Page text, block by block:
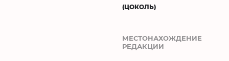
(ЦОКОЛЬ)
МЕСТОНАХОЖДЕНИЕ
РЕДАКЦИИ